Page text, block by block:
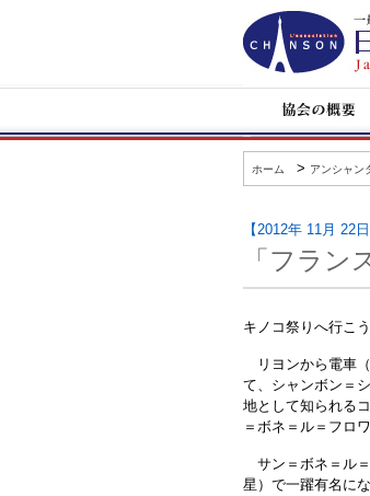
日
本
シ
ン
協
の
概
要ホーム > アンシャン
【2012年 11月 22日
「フラン
キノコ祭りへ行こう
リヨンから電車
て、シャンボン＝
地として知られる
＝ボネ＝ル＝フロワ
サン＝ボネ＝ル
星）で一躍有名に